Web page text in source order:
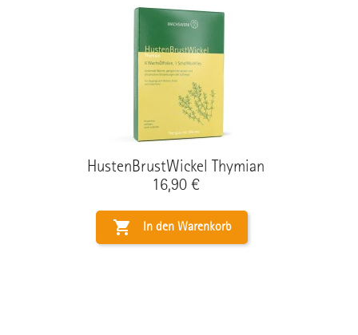
HustenBrustWickel Thymian
Preis
16,90 €
 In den Warenkorb